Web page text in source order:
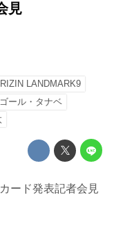
見
RIZIN LANDMARK9
ール・タナベ
ード発表記者会見